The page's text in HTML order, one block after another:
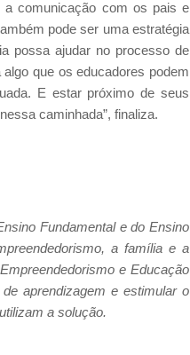
a comunicação com os pais e
pode ser uma estratégia
possa ajudar no processo de
que os educadores podem
E estar próximo de seus
caminhada”, finaliza.
Fundamental e do Ensino
a família e a
e Educação
aprendizagem e estimular o
a solução.